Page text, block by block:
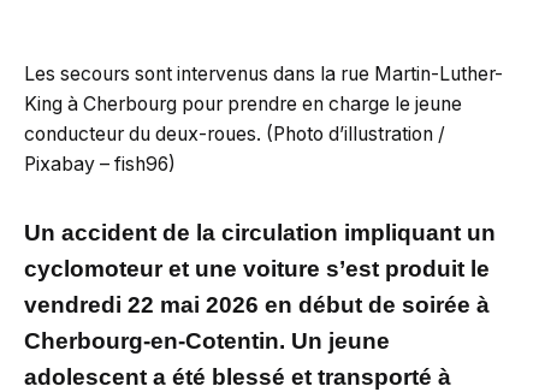
Les secours sont intervenus dans la rue Martin-Luther-
King à Cherbourg pour prendre en charge le jeune
conducteur du deux-roues. (Photo d’illustration /
Pixabay – fish96)
Un accident de la circulation impliquant un
cyclomoteur et une voiture s’est produit le
vendredi 22 mai 2026 en début de soirée à
Cherbourg-en-Cotentin. Un jeune
adolescent a été blessé et transporté à